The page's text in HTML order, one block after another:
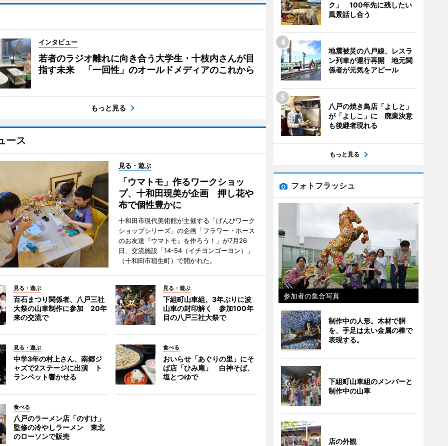
インタビュー
若者のラジオ離れに向き合う大学生・十枝内さんが目
指す未来 「一回性」のオールドメディアのこれから
もっと見る
ース
見る・遊ぶ
「ウマトモ」作るワークショッ
プ、十和田現美が企画 押し花や
布で個性豊かに
十和田市現代美術館が主催する「げんびワーク
ショップシリーズ」の企画「フラワー・ホース
のお友達『ウマトモ』を作ろう！」が7月26
日、交流施設「14-54（イチヨンゴーヨン）」
（十和田市稲生町）で開かれた。
見る・遊ぶ
百石まつり関係者、八戸三社
大祭の山車制作に参加 20年
来の交流で
見る・遊ぶ
下組町山車組、3年ぶりに波
山車の封印解く 参加100年
目の八戸三社大祭で
見る・遊ぶ
中学3年の村上さん、南郷ジ
ャズで2ステージに出演 ト
ランペット響かせる
食べる
おいらせ「あぐりの里」にそ
ば店「ひみ庵」 白神そば、
塩とつゆで
食べる
八戸のラーメン店「のすけ」
監修の冷やしラーメン 東北
のローソンで販売
ク」 100年先に残したい
風景話し合う
地震被災の八戸線、レスラ
ン列車が運行再開 地元関
係者が元気をアピール
八戸の焼き鳥店「よしと」
が「よしこ」に 廃業決意
も後継者現れる
もっと見る
フォトフラッシュ
参加者の集合写真
制作中の人形。木材で胴
を、手足は太い金属の棒で
表現する。
下組町山車組のメンバーと
制作中の山車
店の外観